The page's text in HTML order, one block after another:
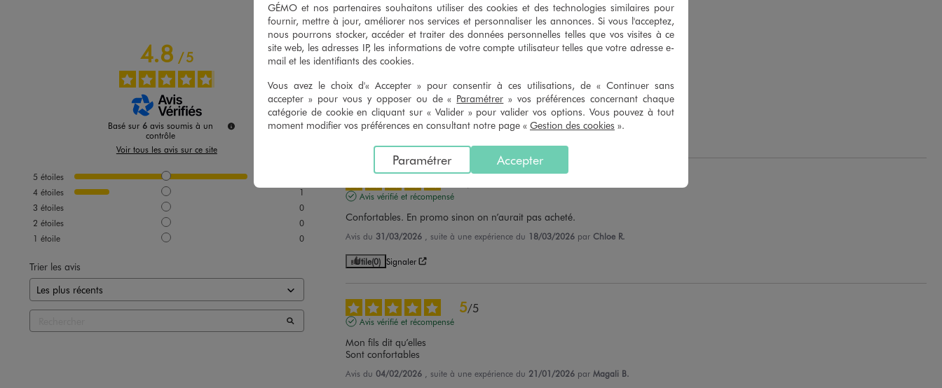
4.8/5
Basé sur 6 avis soumis à un
contrôle
Voir tous les avis sur ce site
5 étoiles
4 étoiles
1
3 étoiles
0
2 étoiles
0
1 étoile 0
Trier les avis
4
Modèle bien
Avis du15/04/2026 , suite à une expérience du27/03/2026 parFarida G.
Avis vérifié et récompensé
Confortables. En promo sinon on n’aurait pas acheté.
Avis du 31/03/2026 , suite à une expérience du 18/03/2026 par Chloe R.
Utile(0) Signaler
5/5
Avis vérifié et récompensé
Mon fils dit qu’elles
Sont confortables
Avis du 04/02/2026 , suite à une expérience du 21/01/2026 par Magali B.
GÉMO et nos partenaires souhaitons utiliser des cookies et des technologies similaires pour
fournir, mettre à jour, améliorer nos services et personnaliser les annonces. Si vous l'acceptez,
nous pourrons stocker, accéder et traiter des données personnelles telles que vos visites à ce
site web, les adresses IP, les informations de votre compte utilisateur telles que votre adresse e-
mail et les identifiants des cookies.
Vous avez le choix d'« Accepter » pour consentir à ces utilisations, de « Continuer sans
accepter » pour vous y opposer ou de « Paramétrer » vos préférences concernant chaque
catégorie de cookie en cliquant sur « Valider » pour valider vos options. Vous pouvez à tout
moment modifier vos préférences en consultant notre page « Gestion des cookies ».
Accepter
Paramétrer